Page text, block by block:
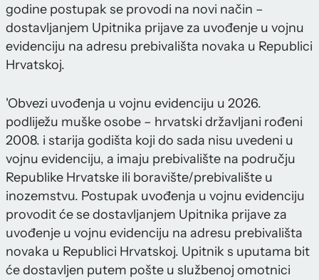
godine postupak se provodi na novi način –
dostavljanjem Upitnika prijave za uvođenje u vojnu
evidenciju na adresu prebivališta novaka u Republici
Hrvatskoj.
'Obvezi uvođenja u vojnu evidenciju u 2026.
podliježu muške osobe – hrvatski državljani rođeni
2008. i starija godišta koji do sada nisu uvedeni u
vojnu evidenciju, a imaju prebivalište na području
Republike Hrvatske ili boravište/prebivalište u
inozemstvu. Postupak uvođenja u vojnu evidenciju
provodit će se dostavljanjem Upitnika prijave za
uvođenje u vojnu evidenciju na adresu prebivališta
novaka u Republici Hrvatskoj. Upitnik s uputama bit
će dostavljen putem pošte u službenoj omotnici